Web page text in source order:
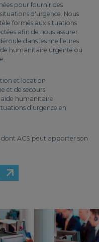
pour fournir des
d'urgence. Nous
formés aux situations
afin de nous assurer
dans les meilleures
humanitaire urgente ou
et location
et de secours
humanitaire
d'urgence en
dont ACS peut apporter son